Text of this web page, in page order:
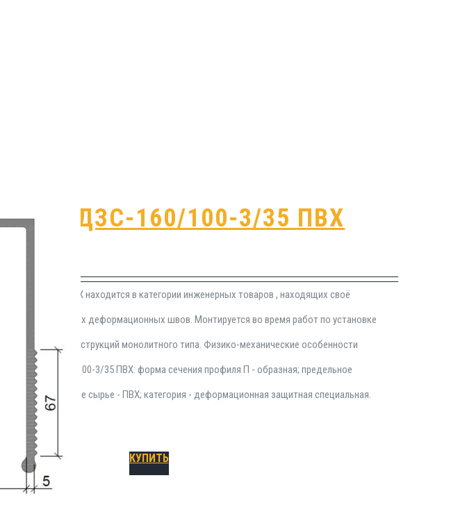
ДЗС-160/100-3/35 ПВХ
160/100-3/35 ПВХ находится в категории инженерных товаров , находящих своё
строительных деформационных швов. Монтируется во время работ по установке
а также конструкций монолитного типа. Физико-механические особенности
шпонки ДЗС-160/100-3/35 ПВХ: форма сечения профиля П - образная; предельное
- 300%; исходное сырье - ПВХ; категория - деформационная защитная специальная.
КУПИТЬ